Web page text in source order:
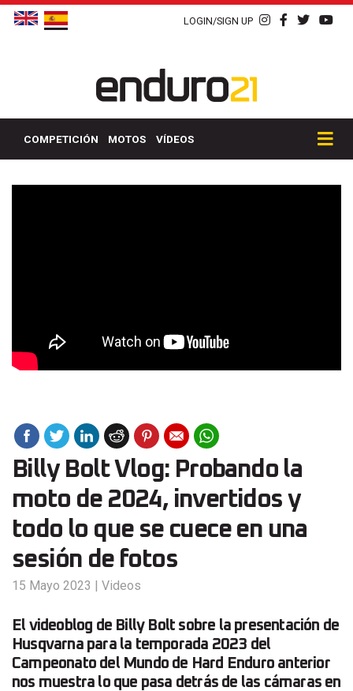
LOGIN/SIGN UP
COMPETICIÓN MOTOS VÍDEOS
Billy Bolt Vlog: Probando la
moto de 2024, invertidos y
todo lo que se cuece en una
sesión de fotos
15 Mayo 2023 | Videos
El videoblog de Billy Bolt sobre la presentación de
Husqvarna para la temporada 2023 del
Campeonato del Mundo de Hard Enduro anterior
nos muestra lo que pasa detrás de las cámaras en